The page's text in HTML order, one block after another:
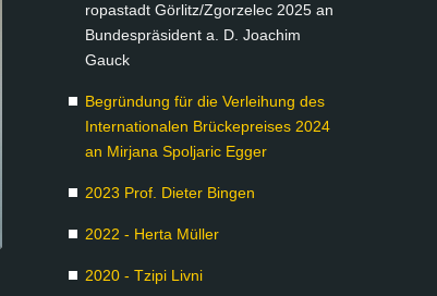
ro­pa­stadt Gör­litz/Zgor­zelec 2025 an
Bun­des­prä­si­dent a. D. Joa­chim
Gauck
Be­grün­dung für die Ver­lei­hung des
In­ter­na­tio­na­len Brü­cke­prei­ses 2024
an Mir­ja­na Spol­ja­ric Eg­ger
2023 Prof. Die­ter Bin­gen
2022 - Her­ta Mül­ler
2020 - Tzi­pi Liv­ni